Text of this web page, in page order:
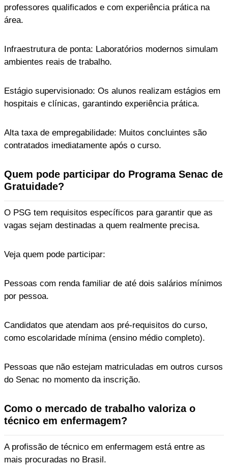
professores qualificados e com experiência prática na
área.
Infraestrutura de ponta: Laboratórios modernos simulam
ambientes reais de trabalho.
Estágio supervisionado: Os alunos realizam estágios em
hospitais e clínicas, garantindo experiência prática.
Alta taxa de empregabilidade: Muitos concluintes são
contratados imediatamente após o curso.
Quem pode participar do Programa Senac de
Gratuidade?
O PSG tem requisitos específicos para garantir que as
vagas sejam destinadas a quem realmente precisa.
Veja quem pode participar:
Pessoas com renda familiar de até dois salários mínimos
por pessoa.
Candidatos que atendam aos pré-requisitos do curso,
como escolaridade mínima (ensino médio completo).
Pessoas que não estejam matriculadas em outros cursos
do Senac no momento da inscrição.
Como o mercado de trabalho valoriza o
técnico em enfermagem?
A profissão de técnico em enfermagem está entre as
mais procuradas no Brasil.